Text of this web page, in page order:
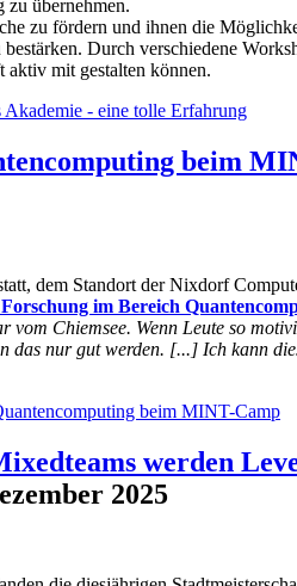
zu übernehmen.
zu fördern und ihnen die
Durch verschiedene
aktiv mit gestalten können.
Akademie - eine tolle Erfahrung
beim
dem Standort der Nixdorf
im Bereich
vom Chiemsee. Wenn Leute so
das nur gut werden. [...] Ich kann
beim MINT-Camp
werden
2025